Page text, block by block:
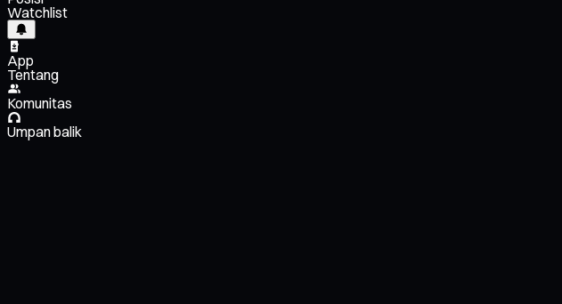
Watchlist
App
Tentang
Komunitas
Umpan balik